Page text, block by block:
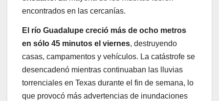
encontrados en las cercanías.
El río Guadalupe creció más de ocho metros
en sólo 45 minutos el viernes, destruyendo
casas, campamentos y vehículos. La catástrofe se
desencadenó mientras continuaban las lluvias
torrenciales en Texas durante el fin de semana, lo
que provocó más advertencias de inundaciones